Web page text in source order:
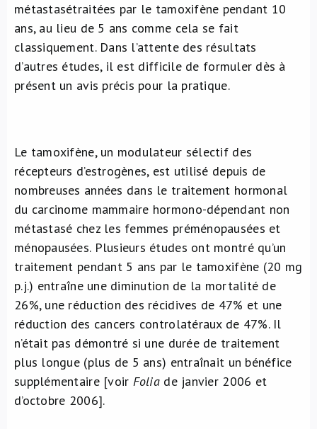
métastasétraitées par le tamoxifène pendant 10
ans, au lieu de 5 ans comme cela se fait
classiquement. Dans l’attente des résultats
d’autres études, il est difficile de formuler dès à
présent un avis précis pour la pratique.
Le tamoxifène, un modulateur sélectif des
récepteurs d’estrogènes, est utilisé depuis de
nombreuses années dans le traitement hormonal
du carcinome mammaire hormono-dépendant non
métastasé chez les femmes préménopausées et
ménopausées. Plusieurs études ont montré qu’un
traitement pendant 5 ans par le tamoxifène (20 mg
p.j.) entraîne une diminution de la mortalité de
26%, une réduction des récidives de 47% et une
réduction des cancers controlatéraux de 47%. Il
n’était pas démontré si une durée de traitement
plus longue (plus de 5 ans) entraînait un bénéfice
supplémentaire [voir Folia de janvier 2006 et
d’octobre 2006].